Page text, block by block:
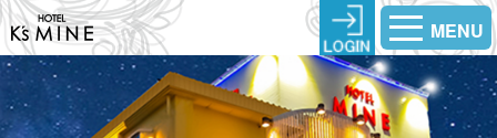
MENU